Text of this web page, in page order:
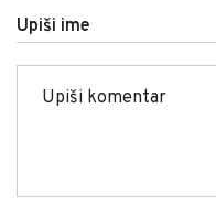
Upiši ime